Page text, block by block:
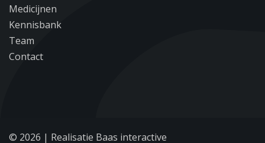
Medicijnen
Kennisbank
Team
Contact
© 2026 | Realisatie Baas interactive